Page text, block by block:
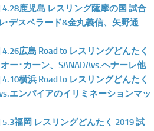
鹿児島 レスリング薩摩の国 試合
･デスペラード&金丸義信、矢野通
広島 Road to レスリングどんたく
ー･カーン、SANADAvs.ヘナーレ他
横浜 Road to レスリングどんたく
エンパイアのイリミネーションマッ
福岡 レスリングどんたく 2019 試